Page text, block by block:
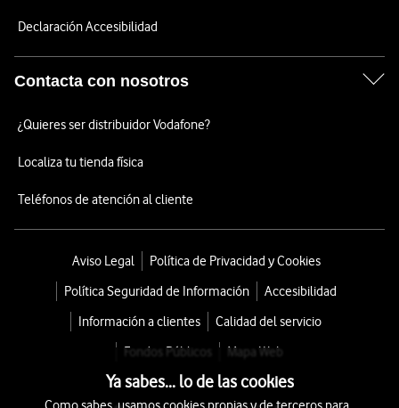
Declaración Accesibilidad
Contacta con nosotros
¿Quieres ser distribuidor Vodafone?
Localiza tu tienda física
Teléfonos de atención al cliente
Aviso Legal
Política de Privacidad y Cookies
Política Seguridad de Información
Accesibilidad
Información a clientes
Calidad del servicio
Fondos Públicos
Mapa Web
Ya sabes... lo de las cookies